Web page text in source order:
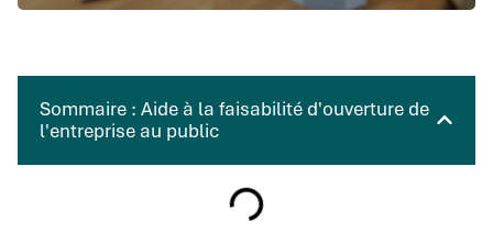
Sommaire : Aide à la faisabilité d'ouverture de
l'entreprise au public